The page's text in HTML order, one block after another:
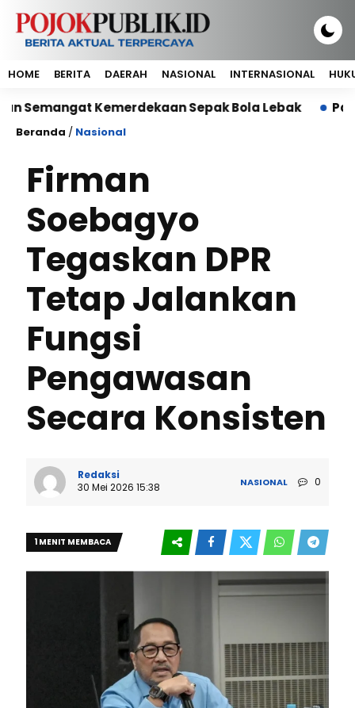
HOME BERITA DAERAH NASIONAL INTERNASIONAL
Kemerdekaan Sepak Bola Lebak Paspor
Beranda / Nasional
Firman
Soebagyo
Tegaskan DPR
Tetap Jalankan
Fungsi
Pengawasan
Secara Konsisten
Redaksi
30 Mei 2026 15:38
NASIONAL 0
1 MENIT MEMBACA